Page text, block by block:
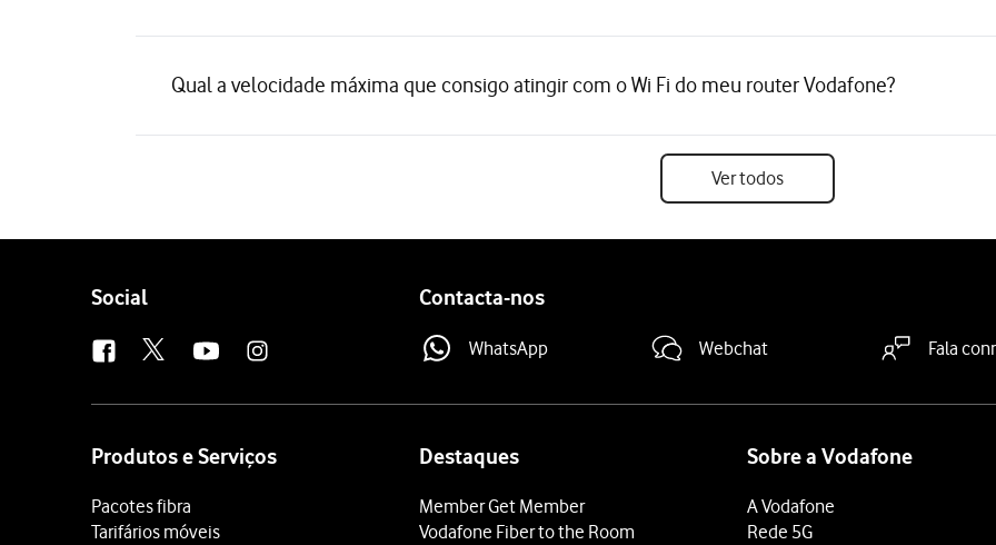
Qual a velocidade máxima que consigo atingir com o Wi Fi do meu router Vodafone?
Ver todos
Follow
Social Contacta-nos
WhatsApp Webchat Fala
Produtos e Serviços
Pacotes fibra
Tarifários móveis
Destaques
Member Get Member
Vodafone Fiber to the Room
Sobre a Vodafone
A Vodafone
Rede 5G